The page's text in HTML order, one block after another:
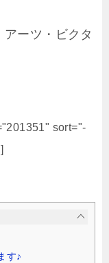
ーツ・ビクタ
sort="-
す♪